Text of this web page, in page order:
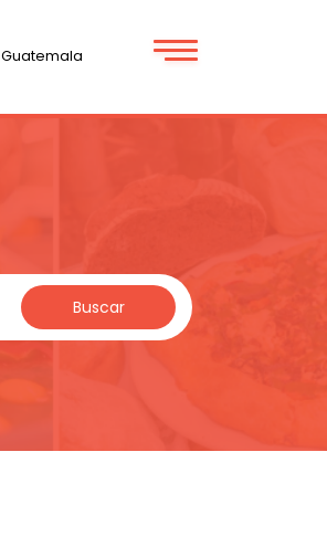
Guatemala
Buscar